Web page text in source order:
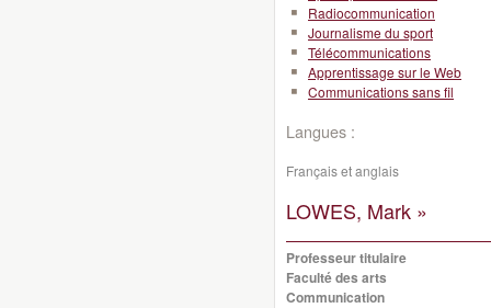
Radiocommunication
Journalisme du sport
Télécommunications
Apprentissage sur le Web
Communications sans fil
Langues :
Français et anglais
LOWES, Mark »
Professeur titulaire
Faculté des arts
Communication